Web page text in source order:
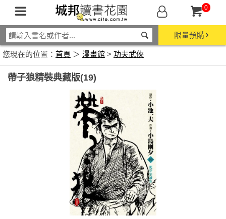
0
限量預購
您現在的位置： 首頁 ＞ 漫畫館 > 功夫武俠
帶子狼精裝典藏版(19)